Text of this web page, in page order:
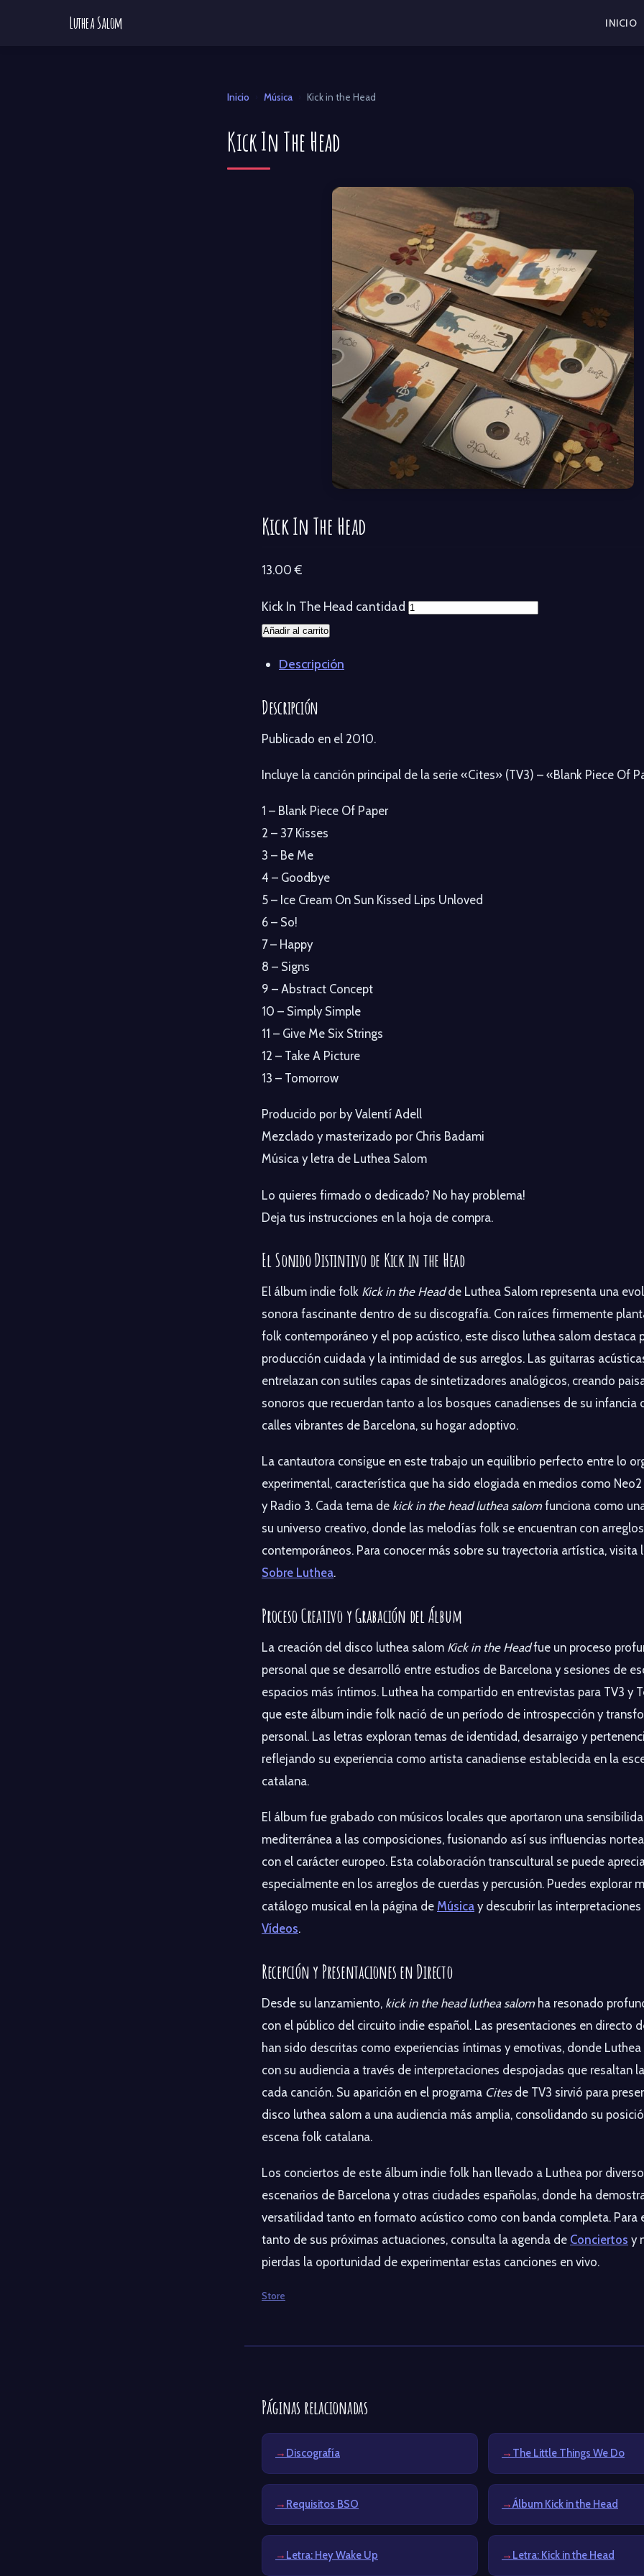
Luthea Salom INICIO
Inicio Música Kick in the Head
Kick In The Head
Kick In The Head
13.00€
Kick In The Head cantidad
Añadir al carrito
Descripción
Descripción
Publicado en el 2010.
Incluye la canción principal de la serie «Cites» (TV3) – «Blank Piece Of
1 – Blank Piece Of Paper
2 – 37 Kisses
3 – Be Me
4 – Goodbye
5 – Ice Cream On Sun Kissed Lips Unloved
6 – So!
7 – Happy
8 – Signs
9 – Abstract Concept
10 – Simply Simple
11 – Give Me Six Strings
12 – Take A Picture
13 – Tomorrow
Producido por by Valentí Adell
Mezclado y masterizado por Chris Badami
Música y letra de Luthea Salom
Lo quieres firmado o dedicado? No hay problema!
Deja tus instrucciones en la hoja de compra.
El Sonido Distintivo de Kick in the Head
El álbum indie folk Kick in the Headde Luthea Salom representa una
sonora fascinante dentro de su discografía. Con raíces firmemente
folk contemporáneo y el pop acústico, este disco luthea salom destaca
producción cuidada y la intimidad de sus arreglos. Las guitarras
entrelazan con sutiles capas de sintetizadores analógicos, creando
sonoros que recuerdan tanto a los bosques canadienses de su infancia
calles vibrantes de Barcelona, su hogar adoptivo.
La cantautora consigue en este trabajo un equilibrio perfecto entre lo
experimental, característica que ha sido elogiada en medios como
y Radio 3. Cada tema de kick in the head luthea salomfunciona como
su universo creativo, donde las melodías folk se encuentran con
contemporáneos. Para conocer más sobre su trayectoria artística, visita
Sobre Luthea.
Proceso Creativo y Grabación del Álbum
La creación del disco luthea salom Kick in the Headfue un proceso
personal que se desarrolló entre estudios de Barcelona y sesiones de
espacios más íntimos. Luthea ha compartido en entrevistas para TV3 y
que este álbum indie folk nació de un período de introspección y
personal. Las letras exploran temas de identidad, desarraigo y
reflejando su experiencia como artista canadiense establecida en la
catalana.
El álbum fue grabado con músicos locales que aportaron una
mediterránea a las composiciones, fusionando así sus influencias
con el carácter europeo. Esta colaboración transcultural se puede
especialmente en los arreglos de cuerdas y percusión. Puedes explorar
catálogo musical en la página de Música y descubrir las interpretaciones
Vídeos.
Recepción y Presentaciones en Directo
Desde su lanzamiento, kick in the head luthea salomha resonado
con el público del circuito indie español. Las presentaciones en directo
han sido descritas como experiencias íntimas y emotivas, donde
con su audiencia a través de interpretaciones despojadas que resaltan
cada canción. Su aparición en el programa Citesde TV3 sirvió para
disco luthea salom a una audiencia más amplia, consolidando su
escena folk catalana.
Los conciertos de este álbum indie folk han llevado a Luthea por
escenarios de Barcelona y otras ciudades españolas, donde ha
versatilidad tanto en formato acústico como con banda completa. Para
tanto de sus próximas actuaciones, consulta la agenda de Conciertos y
pierdas la oportunidad de experimentar estas canciones en vivo.
Store
Páginas relacionadas
Discografía The Little Things We Do
Requisitos BSO Álbum Kick in the Head
Letra: Hey Wake Up Letra: Kick in the Head